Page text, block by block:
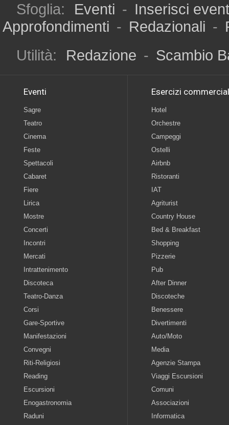
Sfoglia: Eventi - Inserisci
Approfondimenti - Redazionali -
Utilità:
Redazione - Scambio
Eventi
Sagre
Teatro
Cinema
Feste
Spettacoli
Cabaret
Fiere
Lirica
Mostre
Concerti
Incontri
Mercati
Intrattenimento
Discoteca
Teatro-Danza
Corsi
Gare-Sportive
Manifestazioni
Convegni
Riti-Religiosi
Reading
Escursioni
Enogastronomia
Raduni
Esercizi
Hotel
Orchestre
Campeggi
Ostelli
Airbnb
Ristoranti
IAT
Agriturist
Country House
Bed & Breakfast
Shopping
Pizzerie
Pub
After Dinner
Discoteche
Benessere
Divertimenti
Auto/Moto
Media
Agenzie Stampa
Viaggi Escursioni
Comuni
Associazioni
Informatica